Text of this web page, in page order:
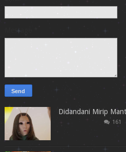
Message
Didandani Mirip
161